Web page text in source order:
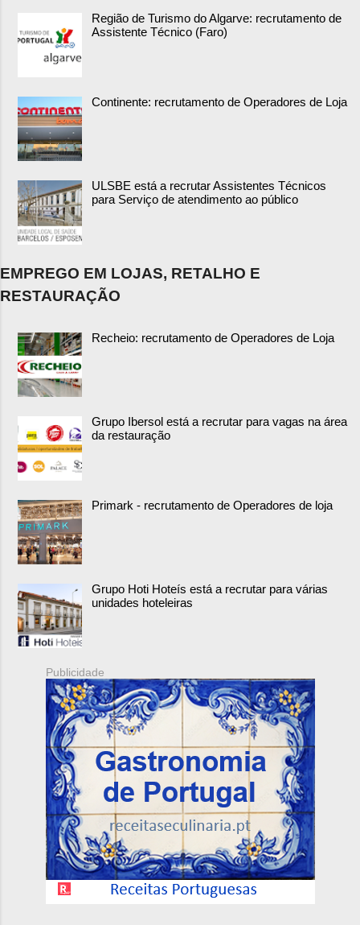
Região de Turismo do Algarve: recrutamento de
Assistente Técnico (Faro)
Continente: recrutamento de Operadores de Loja
ULSBE está a recrutar Assistentes Técnicos
para Serviço de atendimento ao público
EMPREGO EM LOJAS, RETALHO E
RESTAURAÇÃO
Recheio: recrutamento de Operadores de Loja
Grupo Ibersol está a recrutar para vagas na área
da restauração
Primark - recrutamento de Operadores de loja
Grupo Hoti Hoteís está a recrutar para várias
unidades hoteleiras
Publicidade